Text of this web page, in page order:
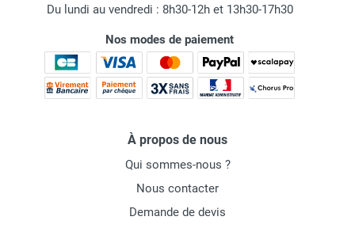
Du lundi au vendredi : 8h30-12h et 13h30-17h30
Nos modes de paiement
À propos de nous
Qui sommes-nous ?
Nous contacter
Demande de devis